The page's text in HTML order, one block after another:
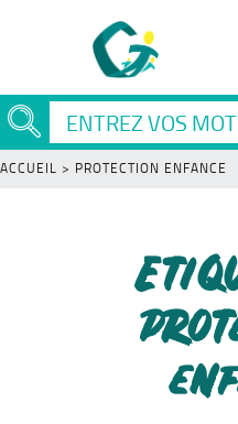
ACCUEIL > PROTECTION ENFANCE